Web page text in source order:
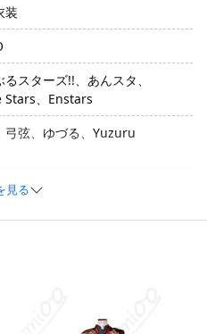
装
スターズ!!、あんスタ、
Stars、Enstars
弓弦、ゆづる、Yuzuru
ッド
XL、オーダーメイド
ート、長着、ズボン、コルセッ
見る